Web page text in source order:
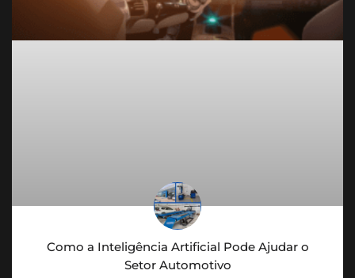
Como a Inteligência Artificial Pode Ajudar o
Setor Automotivo